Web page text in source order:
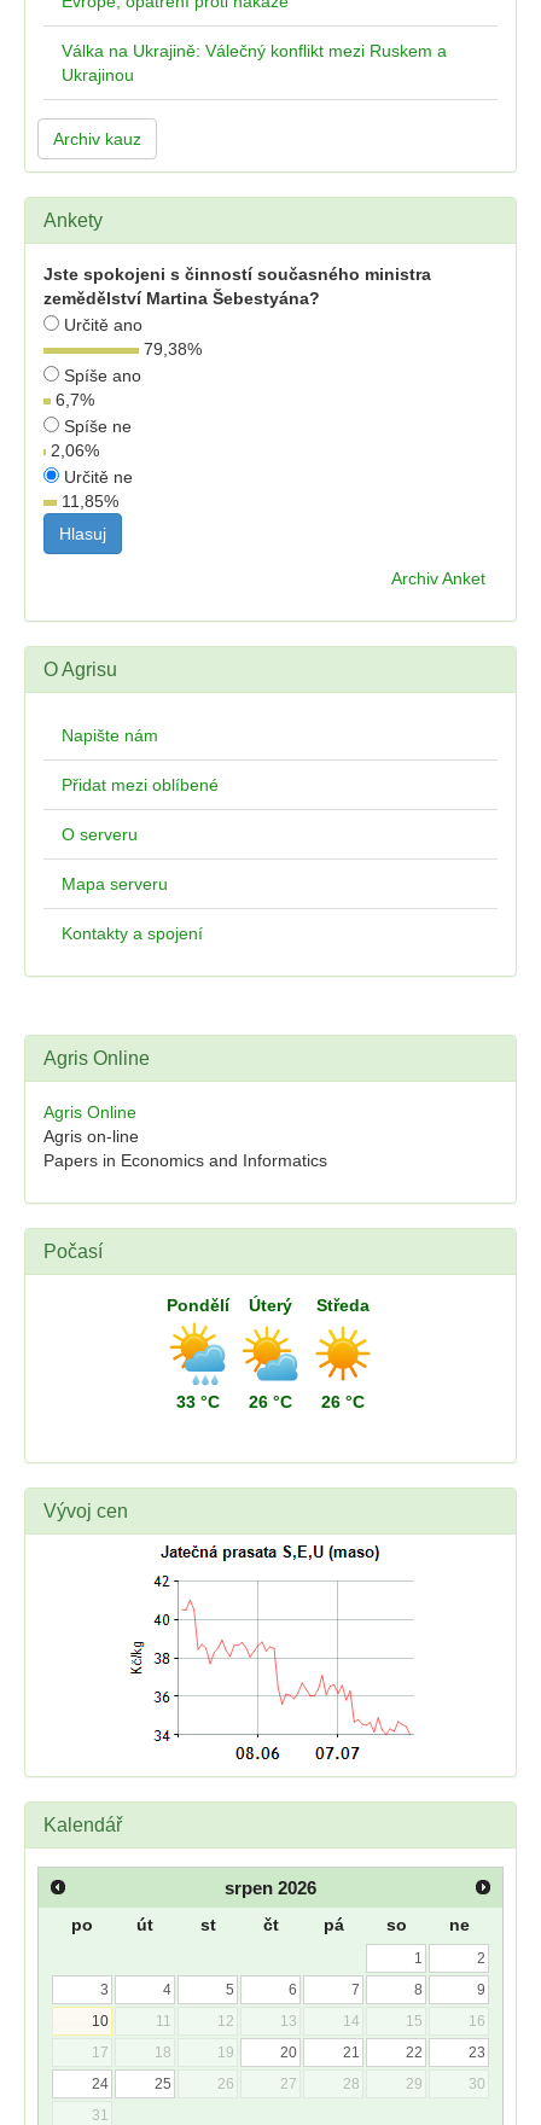
Válka na Ukrajině: Válečný konflikt mezi Ruskem a
Ukrajinou
Archiv kauz
Ankety
Jste spokojeni s činností současného ministra
zemědělství Martina Šebestyána?
Určitě ano
79,38%
Spíše ano
6,7%
Spíše ne
2,06%
Určitě ne
11,85%
Archiv Anket
O Agrisu
Napište nám
Přidat mezi oblíbené
O serveru
Mapa serveru
Kontakty a spojení
Agris Online
Agris Online
Agris on-line
Papers in Economics and Informatics
Počasí
Pondělí
33 °C
Úterý
26 °C
Středa
26 °C
Vývoj cen
Kalendář
srpen 2026
po út st čt pá so ne
1
2
3
4 5 6 7 8
9
10
11 12 13 14 15
16
17
18 19 20 21 22
23
24
25 26 27 28 29
30
31